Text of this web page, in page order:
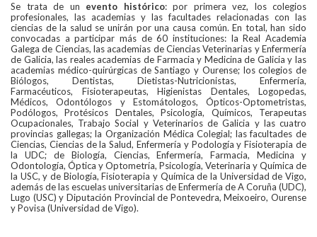
Se trata de un evento histórico: por primera vez, los colegios
profesionales, las academias y las facultades relacionadas con las
ciencias de la salud se unirán por una causa común. En total, han sido
convocadas a participar más de 60 instituciones: la Real Academia
Galega de Ciencias, las academias de Ciencias Veterinarias y Enfermería
de Galicia, las reales academias de Farmacia y Medicina de Galicia y las
academias médico-quirúrgicas de Santiago y Ourense; los colegios de
Biólogos, Dentistas, Dietistas-Nutricionistas, Enfermería,
Farmacéuticos, Fisioterapeutas, Higienistas Dentales, Logopedas,
Médicos, Odontólogos y Estomátologos, Ópticos-Optometristas,
Podólogos, Protésicos Dentales, Psicología, Químicos, Terapeutas
Ocupacionales, Trabajo Social y Veterinarios de Galicia y las cuatro
provincias gallegas; la Organización Médica Colegial; las facultades de
Ciencias, Ciencias de la Salud, Enfermería y Podología y Fisioterapia de
la UDC; de Biología, Ciencias, Enfermería, Farmacia, Medicina y
Odontología, Óptica y Optometría, Psicología, Veterinaria y Química de
la USC, y de Biología, Fisioterapia y Química de la Universidad de Vigo,
además de las escuelas universitarias de Enfermería de A Coruña (UDC),
Lugo (USC) y Diputación Provincial de Pontevedra, Meixoeiro, Ourense
y Povisa (Universidad de Vigo).